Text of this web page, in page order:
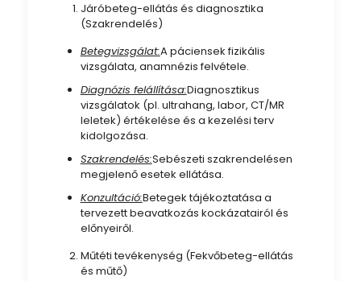
Járóbeteg-ellátás és diagnosztika
(Szakrendelés)
Betegvizsgálat:A páciensek fizikális
vizsgálata, anamnézis felvétele.
Diagnózis felállítása:Diagnosztikus
vizsgálatok (pl. ultrahang, labor, CT/MR
leletek) értékelése és a kezelési terv
kidolgozása.
Szakrendelés:Sebészeti szakrendelésen
megjelenő esetek ellátása.
Konzultáció:Betegek tájékoztatása a
tervezett beavatkozás kockázatairól és
előnyeiről.
Műtéti tevékenység (Fekvőbeteg-ellátás
és műtő)